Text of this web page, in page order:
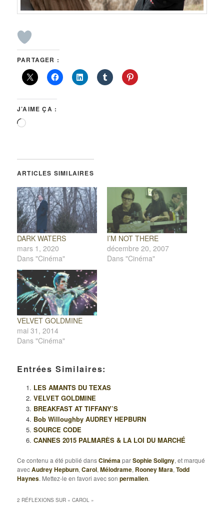
PARTAGER :
J’AIME ÇA :
Chargement…
ARTICLES SIMILAIRES
DARK WATERS
mars 1, 2020
Dans "Cinéma"
I’M NOT THERE
décembre 20, 2007
Dans "Cinéma"
VELVET GOLDMINE
mai 31, 2014
Dans "Cinéma"
Entrées Similaires:
LES AMANTS DU TEXAS
VELVET GOLDMINE
BREAKFAST AT TIFFANY’S
Bob Willoughby AUDREY HEPBURN
SOURCE CODE
CANNES 2015 PALMARÈS & LA LOI DU MARCHÉ
Ce contenu a été publié dansCinémaparSophie Soligny, et marqué
avecAudrey Hepburn,Carol,Mélodrame, Rooney Mara,Todd
Haynes. Mettez-le en favori avec sonpermalien.
2 RÉFLEXIONS SUR «CAROL »